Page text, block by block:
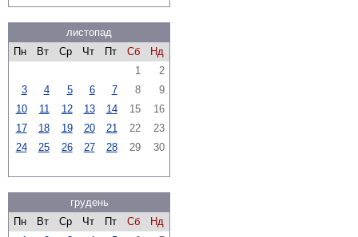
листопад
Пн
Вт Ср Чт Пт Сб
Нд
1
2
3
4 5 6 7 8
9
10
11 12 13 14 15
16
17
18 19 20 21 22
23
24
25 26 27 28 29 30
грудень
Пн
Вт Ср Чт Пт Сб
Нд